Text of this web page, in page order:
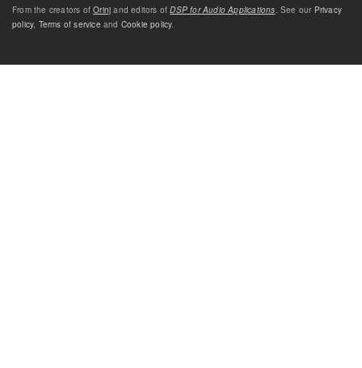
From the creators ofOrinj and editors ofDSP for Audio Applications . See our Privacy
policy, Terms of service and Cookie policy.